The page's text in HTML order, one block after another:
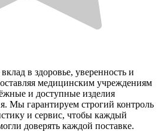
в здоровье, уверенность и
медицинским учреждениям
и доступные изделия
Мы гарантируем строгий контроль
и сервис, чтобы каждый
доверять каждой поставке.